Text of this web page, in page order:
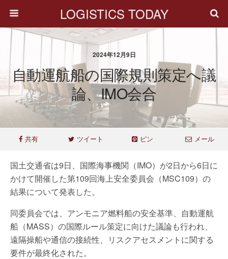
LOGISTICS TODAY
2024年12月9日
自動運航船の国際規則策定へ議
論、IMO会合
共有 ツイート ピン メール
国土交通省は9日、国際海事機関（IMO）が2日から6日に
かけて開催した第109回海上安全委員会（MSC109）の
結果について発表した。
同委員会では、アンモニア燃料船の安全基準、自動運航
船（MASS）の国際ルール策定に向けた議論も行われ、
遠隔操船や通信の接続性、リスクアセスメントに関する
要件が最終化された。